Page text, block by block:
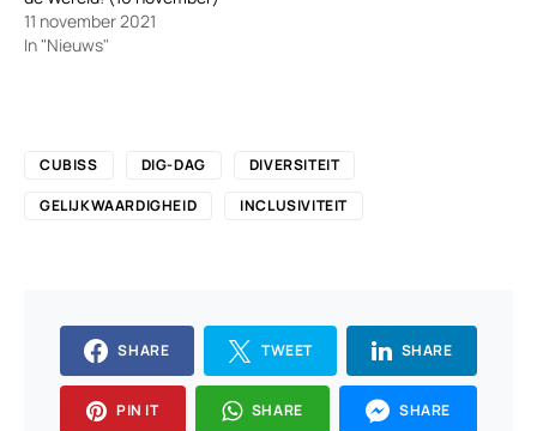
11 november 2021
In "Nieuws"
CUBISS DIG-DAG
DIVERSITEIT
GELIJKWAARDIGHEID
INCLUSIVITEIT
SHARE TWEET SHARE
PIN IT SHARE SHARE